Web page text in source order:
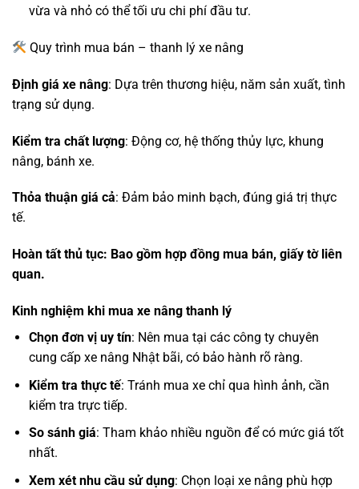
vừa và nhỏ có thể tối ưu chi phí đầu tư.
Quy trình mua bán – thanh lý xe nâng
Định giá xe nâng: Dựa trên thương hiệu, năm sản xuất, tình
trạng sử dụng.
Kiểm tra chất lượng: Động cơ, hệ thống thủy lực, khung
nâng, bánh xe.
Thỏa thuận giá cả: Đảm bảo minh bạch, đúng giá trị thực
tế.
Hoàn tất thủ tục: Bao gồm hợp đồng mua bán, giấy tờ liên
quan.
Kinh nghiệm khi mua xe nâng thanh lý
Chọn đơn vị uy tín: Nên mua tại các công ty chuyên
cung cấp xe nâng Nhật bãi, có bảo hành rõ ràng.
Kiểm tra thực tế: Tránh mua xe chỉ qua hình ảnh, cần
kiểm tra trực tiếp.
So sánh giá: Tham khảo nhiều nguồn để có mức giá tốt
nhất.
Xem xét nhu cầu sử dụng: Chọn loại xe nâng phù hợp